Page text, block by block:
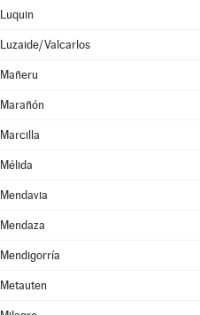
Luquin
Luzaide/Valcarlos
Mañeru
Marañón
Marcilla
Mélida
Mendavia
Mendaza
Mendigorría
Metauten